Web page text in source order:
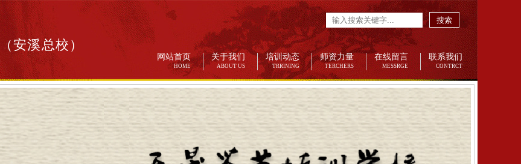
（安溪总校）
网站首页
HOME
关于我们
ABOUT US
培训动态
TRRINING
师资力量
TERCHERS
在线留言
MESSRGE
联系我们
CONTRCT
搜索